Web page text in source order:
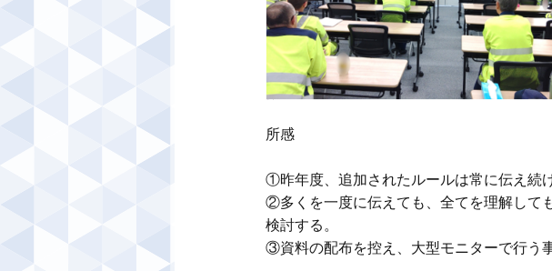
所感
①昨年度、追加されたルールは常に伝え続
②多くを一度に伝えても、全てを理解して
検討する。
③資料の配布を控え、大型モニターで行う